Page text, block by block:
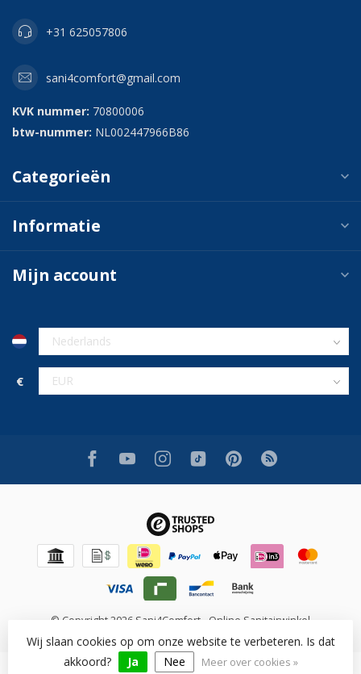
+31 625057806
sani4comfort@gmail.com
KVK nummer: 70800006
btw-nummer: NL002447966B86
Categorieën
Informatie
Mijn account
€
© Copyright 2026 Sani4Comfort - Online Sanitairwinkel
Beoordeling op [review_system] voor [shop_name]: [rating]/10
Wij slaan cookies op om onze website te verbeteren. Is dat
akkoord?
Ja Nee Meer over cookies »